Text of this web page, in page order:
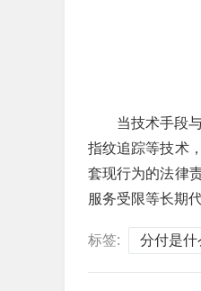
当技术手段
指纹追踪等技术
套现行为的法律
服务受限等长期
标签: 分付是什